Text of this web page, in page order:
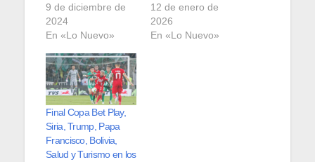
9 de diciembre de
2024
En «Lo Nuevo»
12 de enero de
2026
En «Lo Nuevo»
Final Copa Bet Play,
Siria, Trump, Papa
Francisco, Bolivia,
Salud y Turismo en los